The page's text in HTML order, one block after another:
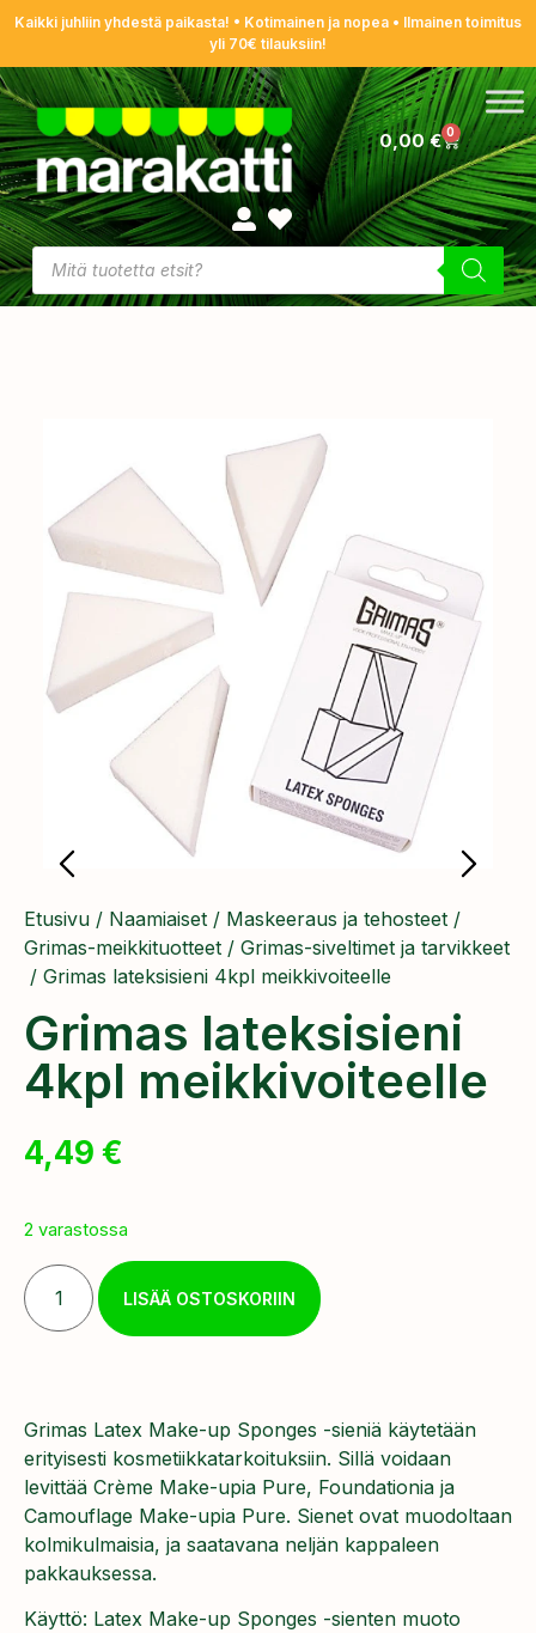
Kaikki juhliin yhdestä paikasta! • Kotimainen ja nopea • Ilmainen toimitus
yli 70€ tilauksiin!
0,00€ 0
Etusivu / Naamiaiset / Maskeeraus ja tehosteet /
Grimas-meikkituotteet / Grimas-siveltimet ja tarvikkeet
/ Grimas lateksisieni 4kpl meikkivoiteelle
Grimas lateksisieni
4kpl meikkivoiteelle
4,49 €
2 varastossa
LISÄÄ OSTOSKORIIN
Grimas Latex Make-up Sponges -sieniä käytetään
erityisesti kosmetiikkatarkoituksiin. Sillä voidaan
levittää Crème Make-upia Pure, Foundationia ja
Camouflage Make-upia Pure. Sienet ovat muodoltaan
kolmikulmaisia, ja saatavana neljän kappaleen
pakkauksessa.
Käyttö: Latex Make-up Sponges -sienten muoto